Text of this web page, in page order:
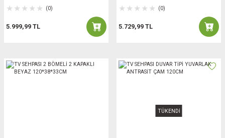
(0)
5.999,99 TL
(0)
5.729,99 TL
TÜKENDİ